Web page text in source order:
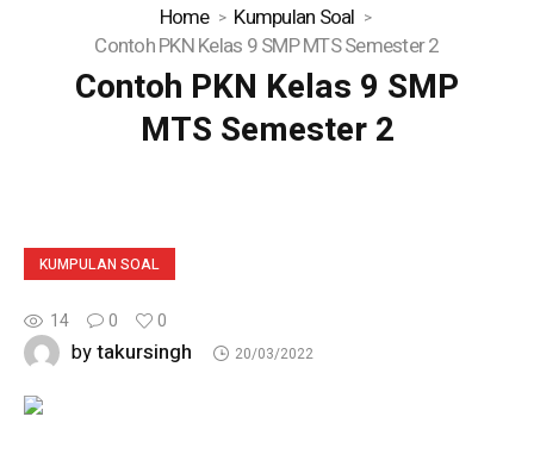
Home
Kumpulan Soal
Contoh PKN Kelas 9 SMP MTS Semester 2
Contoh PKN Kelas 9 SMP
MTS Semester 2
KUMPULAN SOAL
14 0 0
bytakursingh 20/03/2022